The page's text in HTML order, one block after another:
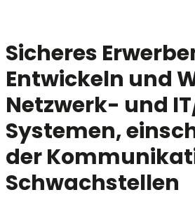
Sicheres
Entwickeln und
Netzwerk- und
Systemen,
der
Schwachstellen